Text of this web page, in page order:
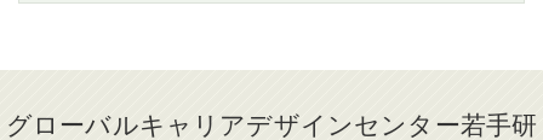
グローバルキャリアデザインセンター若手研